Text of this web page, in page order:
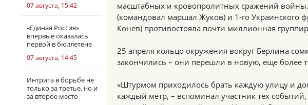
07 августа, 15:42
«Единая Россия»
впервые оказалась
первой в бюллетене
07 августа, 14:45
Интрига в борьбе не
только за третье, но и
за второе место
масштабных и кровопролитных сражений войны.
(командовал маршал Жуков) и 1-го Украинского
Конев) противостояла почти миллионная
25 апреля кольцо окружения вокруг Берлина
закончились – они перешли в новую, еще более
«Штурмом приходилось брать каждую улицу и
каждый метр, – вспоминал участник тех